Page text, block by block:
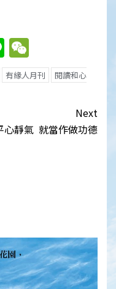
Line
有緣人月刊
閱讀和心
Next
心靜氣 就當作做功德